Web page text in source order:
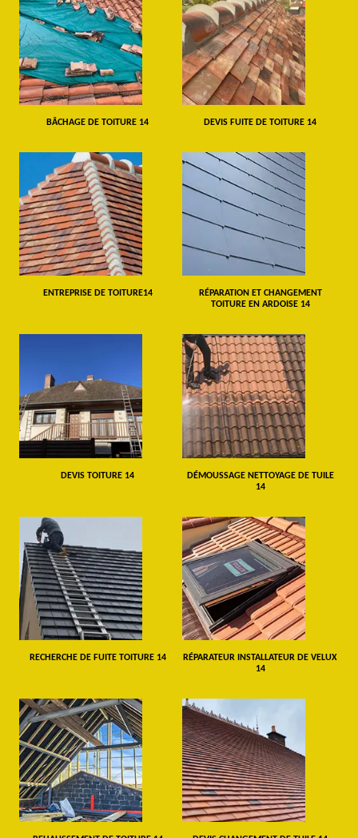
BÂCHAGE DE TOITURE 14 DEVIS FUITE DE TOITURE 14
ENTREPRISE DE TOITURE14
RÉPARATION ET CHANGEMENT
TOITURE EN ARDOISE 14
DEVIS TOITURE 14
DÉMOUSSAGE NETTOYAGE DE TUILE
14
RECHERCHE DE FUITE TOITURE 14
RÉPARATEUR INSTALLATEUR DE VELUX
14